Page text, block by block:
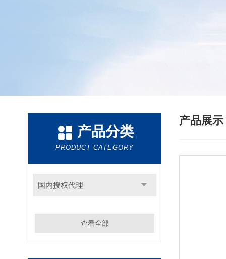
产品分类
PRODUCT CATEGORY
国内授权代理
查看全部
产品展示